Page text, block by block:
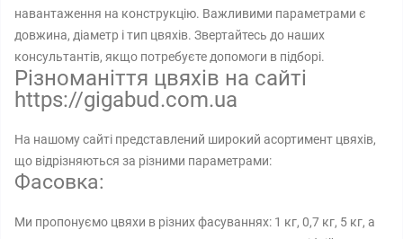
навантаження на конструкцію. Важливими параметрами є
довжина, діаметр і тип цвяхів. Звертайтесь до наших
консультантів, якщо потребуєте допомоги в підборі.
Різноманіття цвяхів на сайті
https://gigabud.com.ua
На нашому сайті представлений широкий асортимент цвяхів,
що відрізняються за різними параметрами:
Фасовка:
Ми пропонуємо цвяхи в різних фасуваннях: 1 кг, 0,7 кг, 5 кг, а